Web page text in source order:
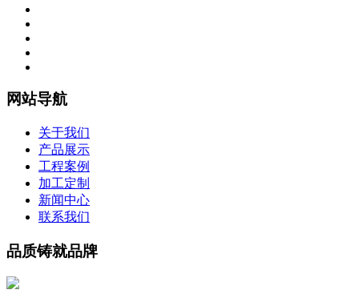
网站导航
关于我们
产品展示
工程案例
加工定制
新闻中心
联系我们
品质铸就品牌